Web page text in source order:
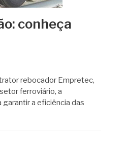
conheça
rebocador Empretec,
ferroviário, a
a eficiência das